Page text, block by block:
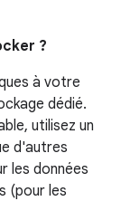
?
à votre
dédié.
utilisez un
d'autres
les données
(pour les